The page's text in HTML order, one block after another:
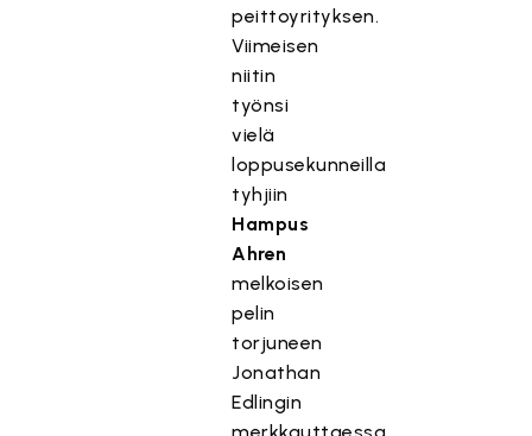
peittoyrityksen.
Viimeisen
niitin
työnsi
vielä
loppusekunneilla
tyhjiin
Hampus
Ahren
melkoisen
pelin
torjuneen
Jonathan
Edlingin